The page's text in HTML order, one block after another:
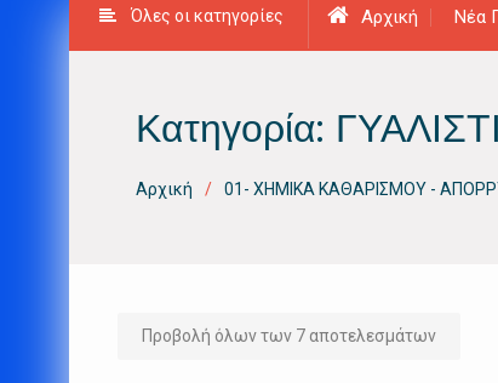
Όλες οι κατηγορίες Αρχική Νέα
Κατηγορία:
Αρχική 01- ΧΗΜΙΚΑ ΚΑΘΑΡΙΣΜΟΥ -
Προβολή όλων των 7 αποτελεσμάτων